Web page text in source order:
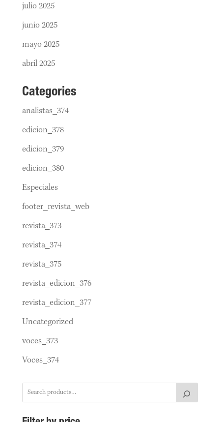
julio 2025
junio 2025
mayo 2025
abril 2025
Categories
analistas_374
edicion_378
edicion_379
edicion_380
Especiales
footer_revista_web
revista_373
revista_374
revista_375
revista_edicion_376
revista_edicion_377
Uncategorized
voces_373
Voces_374